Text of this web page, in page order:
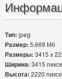
Тип:jpeg
Размер:5.669 Мб
Размеры:3415 x
Ширина:3415
Высота:2220